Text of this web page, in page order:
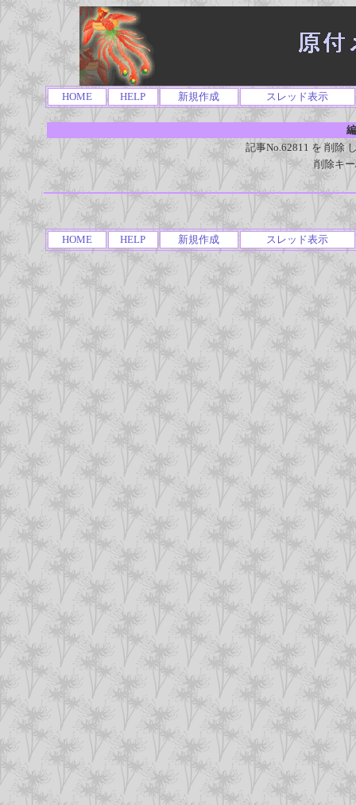
HOME HELP 新規作成 スレッド表示
記事No.62811 を 削除
削除キ
HOME HELP 新規作成 スレッド表示